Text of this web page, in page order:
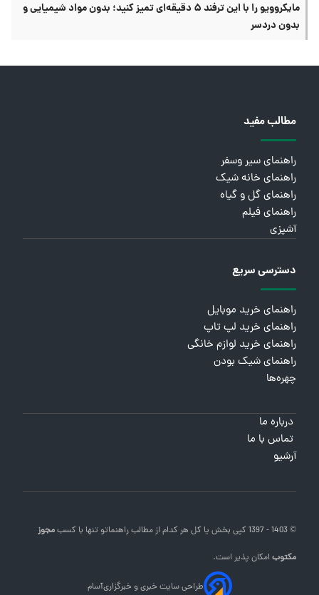
مایکروویو را با این ترفند ۵ دقیقه‌ای تمیز کنید؛ بدون مواد شیمیایی و
بدون دردسر
مطالب مفید
راهنمای سیر وسفر
راهنمای خانه شیک
راهنمای گل و گیاه
راهنمای فیلم
آشپزی
دسترسی سریع
راهنمای خرید موبایل
راهنمای خرید لپ تاپ
راهنمای خرید لوازم خانگی
راهنمای شیک بودن
چهره‌ها
درباره ما
تماس با ما
آرشیو
© 1403 - 1397 کپی بخش یا کل هر کدام از مطالب راهنماتو تنها با کسبمجوز
مکتوبامکان پذیر است.
طراحی سایت خبری و خبرگزاریآسام